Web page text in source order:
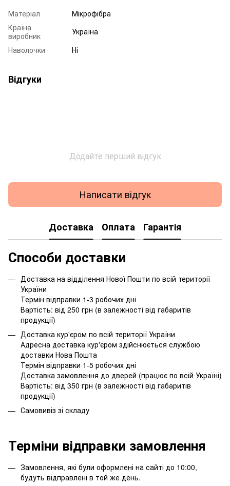
Матеріал
Мікрофібра
Країна
виробник
Україна
Наволочки
Ні
Відгуки
Додайте перший відгук
Написати відгук
Доставка Оплата Гарантія
Способи доставки
Доставка на відділення Нової Пошти по всій території
України
Термін відправки 1-3 робочих дні
Вартість: від 250 грн (в залежності від габаритів
продукції)
Доставка кур'єром по всій території України
Адресна доставка кур'єром здійснюється службою
доставки Нова Пошта
Термін відправки 1-5 робочих дні
Доставка замовлення до дверей (працює по всій Україні)
Вартість: від 350 грн (в залежності від габаритів
продукції)
Самовивіз зі складу
Терміни відправки замовлення
Замовлення, які були оформлені на сайті до 10:00,
будуть відправлені в той же день.